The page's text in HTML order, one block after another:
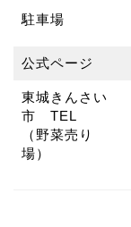
駐車場
公式ページ
東城きんさい
市 TEL
（野菜売り
場）